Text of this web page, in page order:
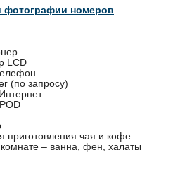
фотографии номеров
LCD
(по запросу)
приготовления чая и кофе
– ванна, фен, халаты